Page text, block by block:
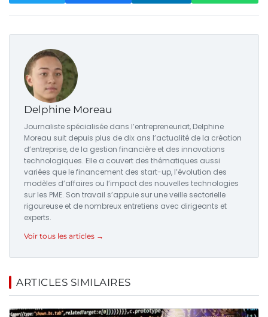
Delphine Moreau
Journaliste spécialisée dans l’entrepreneuriat, Delphine
Moreau suit depuis plus de dix ans l’actualité de la création
d’entreprise, de la gestion financière et des innovations
technologiques. Elle a couvert des thématiques aussi
variées que le financement des start-up, l’évolution des
modèles d’affaires ou l’impact des nouvelles technologies
sur les PME. Son travail s’appuie sur une veille sectorielle
rigoureuse et de nombreux entretiens avec dirigeants et
experts.
Voir tous les articles →
ARTICLES SIMILAIRES